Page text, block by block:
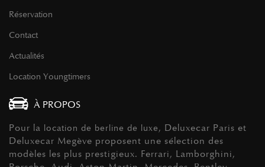
Réservation
Contact
Actualités
Location Youngtimers
À PROPOS
Pour la location de berline de luxe, Deluxecar Paris et
Deluxecar Megève proposent une sélection des
modèles les plus prestigieux. Ferrari, Lamborghini,